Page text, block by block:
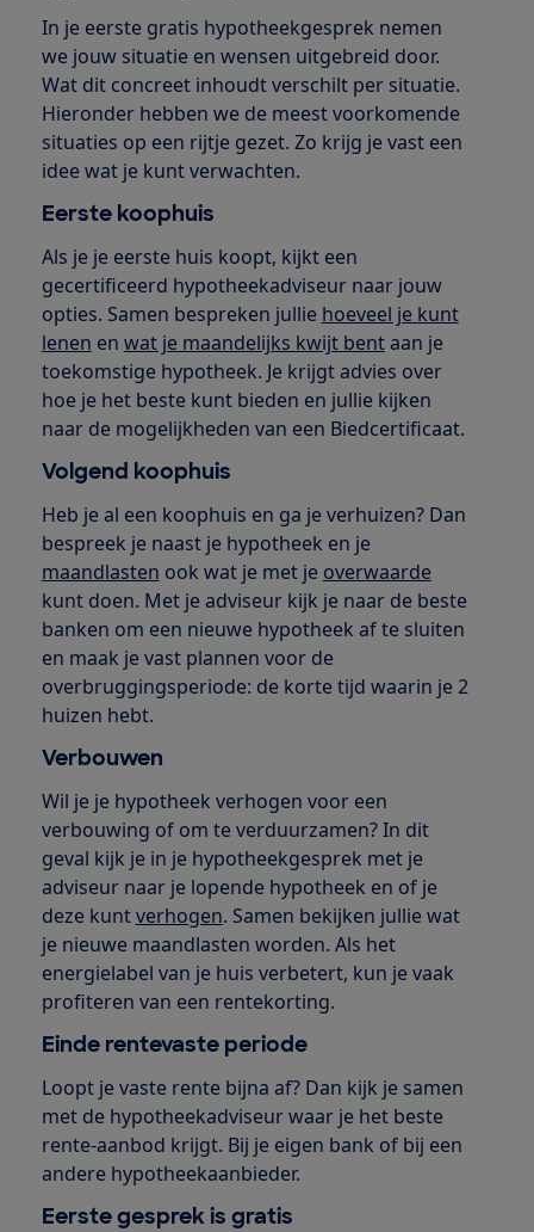
In je eerste gratis hypotheekgesprek nemen
we jouw situatie en wensen uitgebreid door.
Wat dit concreet inhoudt verschilt per situatie.
Hieronder hebben we de meest voorkomende
situaties op een rijtje gezet. Zo krijg je vast een
idee wat je kunt verwachten.
Eerste koophuis
Als je je eerste huis koopt, kijkt een
gecertificeerd hypotheekadviseur naar jouw
opties. Samen bespreken jullie hoeveel je kunt
lenen en wat je maandelijks kwijt bentaan je
toekomstige hypotheek. Je krijgt advies over
hoe je het beste kunt bieden en jullie kijken
naar de mogelijkheden van een Biedcertificaat.
Volgend koophuis
Heb je al een koophuis en ga je verhuizen? Dan
bespreek je naast je hypotheek en je
maandlasten ook wat je met je overwaarde
kunt doen. Met je adviseur kijk je naar de beste
banken om een nieuwe hypotheek af te sluiten
en maak je vast plannen voor de
overbruggingsperiode: de korte tijd waarin je 2
huizen hebt.
Verbouwen
Wil je je hypotheek verhogen voor een
verbouwing of om te verduurzamen? In dit
geval kijk je in je hypotheekgesprek met je
adviseur naar je lopende hypotheek en of je
deze kuntverhogen. Samen bekijken jullie wat
je nieuwe maandlasten worden. Als het
energielabel van je huis verbetert, kun je vaak
profiteren van een rentekorting.
Einde rentevaste periode
Loopt je vaste rente bijna af? Dan kijk je samen
met de hypotheekadviseur waar je het beste
rente-aanbod krijgt. Bij je eigen bank of bij een
andere hypotheekaanbieder.
Eerste gesprek is gratis